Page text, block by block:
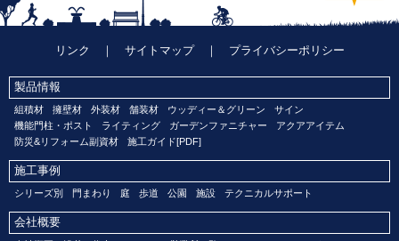
リンク ｜ サイトマップ｜ プライバシーポリシー
製品情報
組積材 擁壁材 外装材 舗装材 ウッディー＆グリーン
サイン
機能門柱・ポスト
ライティング ガーデンファニチャー
アクアアイテム
防災&リフォーム副資材
施工ガイド[PDF]
施工事例
シリーズ別 門まわり 庭 歩道 公園 施設 テクニカルサポート
会社概要